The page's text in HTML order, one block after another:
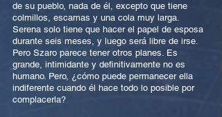
de su pueblo, nada de él, excepto que tiene
colmillos, escamas y una cola muy larga.
Serena solo tiene que hacer el papel de esposa
durante seis meses, y luego será libre de irse.
Pero Szaro parece tener otros planes. Es
grande, intimidante y definitivamente no es
humano. Pero, ¿cómo puede permanecer ella
indiferente cuando él hace todo lo posible por
complacerla?